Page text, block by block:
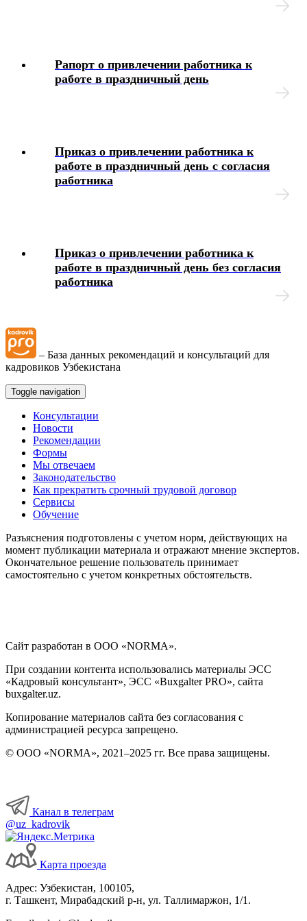
Блок-схемы
Рапорт о привлечении работника к
работе в праздничный день
Приказ о привлечении работника к
работе в праздничный день с согласия
работника
Приказ о привлечении работника к
работе в праздничный день без согласия
работника
– База данных рекомендаций и консультаций для
кадровиков Узбекистана
Toggle navigation
Консультации
Новости
Рекомендации
Формы
Мы отвечаем
Законодательство
Как прекратить срочный трудовой договор
Сервисы
Обучение
Разъяснения подготовлены с учетом норм, действующих на
момент публикации материала и отражают мнение экспертов.
Окончательное решение пользователь принимает
самостоятельно с учетом конкретных обстоятельств.
Сайт разработан в ООО «NORMA».
При создании контента использовались материалы ЭСС
«Кадровый консультант», ЭСС «Buxgalter PRO», сайта
buxgalter.uz.
Копирование материалов сайта без согласования с
администрацией ресурса запрещено.
© ООО «NORMA», 2021–2025 гг. Все права защищены.
Канал в телеграм
@uz_kadrovik
Карта проезда
Адрес: Узбекистан, 100105,
г. Ташкент, Мирабадский р-н, ул. Таллимаржон, 1/1.